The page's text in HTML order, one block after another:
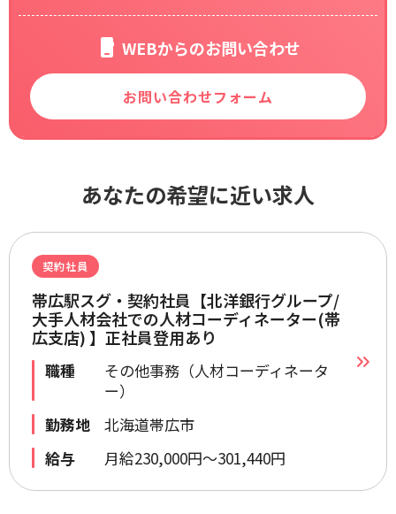
WEBからのお問い合わせ
お問い合わせフォーム
あなたの希望に近い求人
契約社員
帯広駅スグ・契約社員【北洋銀行グループ/
大手人材会社での人材コーディネーター(帯
広支店) 】正社員登用あり
職種
その他事務（人材コーディネータ
ー）
勤務地
北海道帯広市
給与
月給230,000円～301,440円